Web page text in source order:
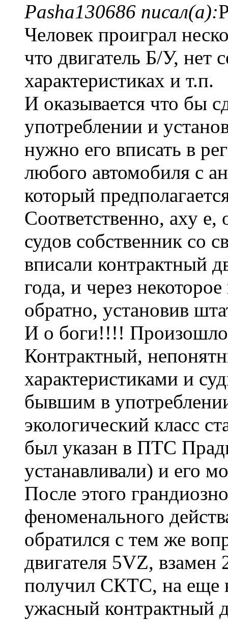
Pasha130686 писал(а):
Человек проиграл
что двигатель Б/У, нет
характеристиках и т.п.
И оказывается что бы
употреблении и
нужно его вписать в
любого автомобиля с
который
Соответственно, аху
судов собственник со
вписали контрактный
года, и через
обратно, установив
И о боги!!!!
Контрактный,
характеристиками и
бывшим в
экологический класс
был указан в ПТС
устанавливали) и его
После этого
феноменального
обратился с тем же
двигателя 5VZ,
получил СКТС, на еще
ужасный контрактный